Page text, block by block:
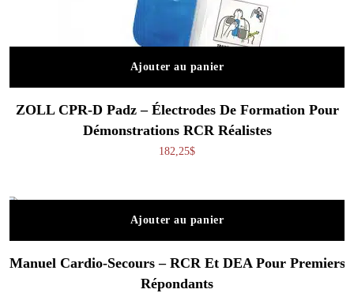
Ajouter au panier
ZOLL CPR-D Padz – Électrodes De Formation Pour
Démonstrations RCR Réalistes
182,25$
Ajouter au panier
Manuel Cardio-Secours – RCR Et DEA Pour Premiers
Répondants